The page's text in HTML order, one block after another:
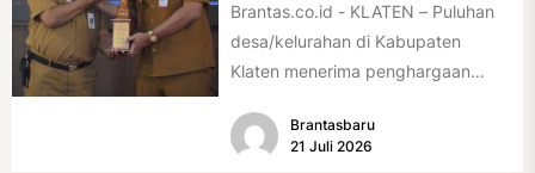
Brantas.co.id - KLATEN – Puluhan
desa/kelurahan di Kabupaten
Klaten menerima penghargaan
2026. Penghargaan tersebut
diserahkan sebagai...
Brantasbaru
21 Juli 2026